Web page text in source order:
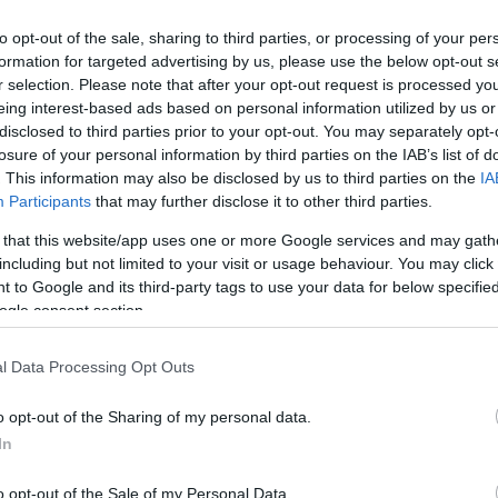
opt-out of the sale, sharing to third parties, or processing of your
for targeted advertising by us, please use the below opt-out
selection. Please note that after your opt-out request is processed
interest-based ads based on personal information utilized by us
to third parties prior to your opt-out. You may separately
of your personal information by third parties on the IAB’s list of
This information may also be disclosed by us to third parties on the
Participants that may further disclose it to other third parties.
that this website/app uses one or more Google services and may
but not limited to your visit or usage behaviour. You may
to Google and its third-party tags to use your data for below
consent section.
Data Processing Opt Outs
opt-out of the Sharing of my personal data.
opt-out of the Sale of my Personal Data.
készíteni és fotózni is. Pintér a gyűlésen arról beszélt, hogy
Hvg)
vicce, hogy még mindig vannak olyanok, akik adnak
Szintén kiemelték, hogy újabb elszólás ez „a
mennyire kézivezérléssel történik minden hazánkban és
Többen azt is kiemelik, hogy 2022-ben Magyarországon
nincs olyan megállapodás, amit a Fidesz ne tudna két
az orvosok fizetésemelése és még sorolhatnánk
Várható volt: kinevezte a botrányairól elhíresült Sztojka